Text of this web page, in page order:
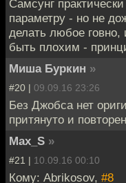
Самсунг
параметру - но не
делать любое
быть плохим -
Миша Буркин »
#20 | 09.09.16 23:26
Без Джобса нет
притянуто и
Max_S »
#21 | 10.09.16 00:10
Кому: Abrikosov, #8